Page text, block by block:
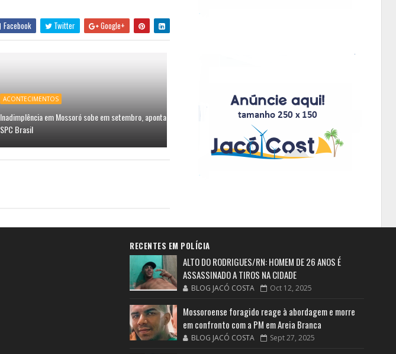
Facebook Twitter Google+
ACONTECIMENTOS
Inadimplência em Mossoró sobe em setembro, aponta
SPC Brasil
RECENTES EM POLÍCIA
ALTO DO RODRIGUES/RN: HOMEM DE 26 ANOS É
ASSASSINADO A TIROS NA CIDADE
BLOG JACÓ COSTA Oct 12, 2025
Mossoroense foragido reage à abordagem e morre
em confronto com a PM em Areia Branca
BLOG JACÓ COSTA Sept 27, 2025